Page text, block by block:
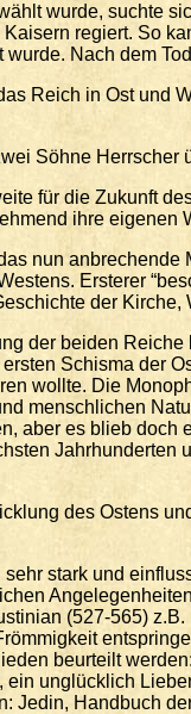
wurde, suchte
regiert. So
wurde. Nach dem
Reich in Ost und
Söhne
für die Zukunft
ihre eigenen
nun anbrechende
Ersterer
der Kirche,
der beiden
Schisma der
wollte. Die
menschlichen
aber es blieb
des Ostens
stark und
(527-565)
beurteilt
unglücklich
Jedin, Handbuch